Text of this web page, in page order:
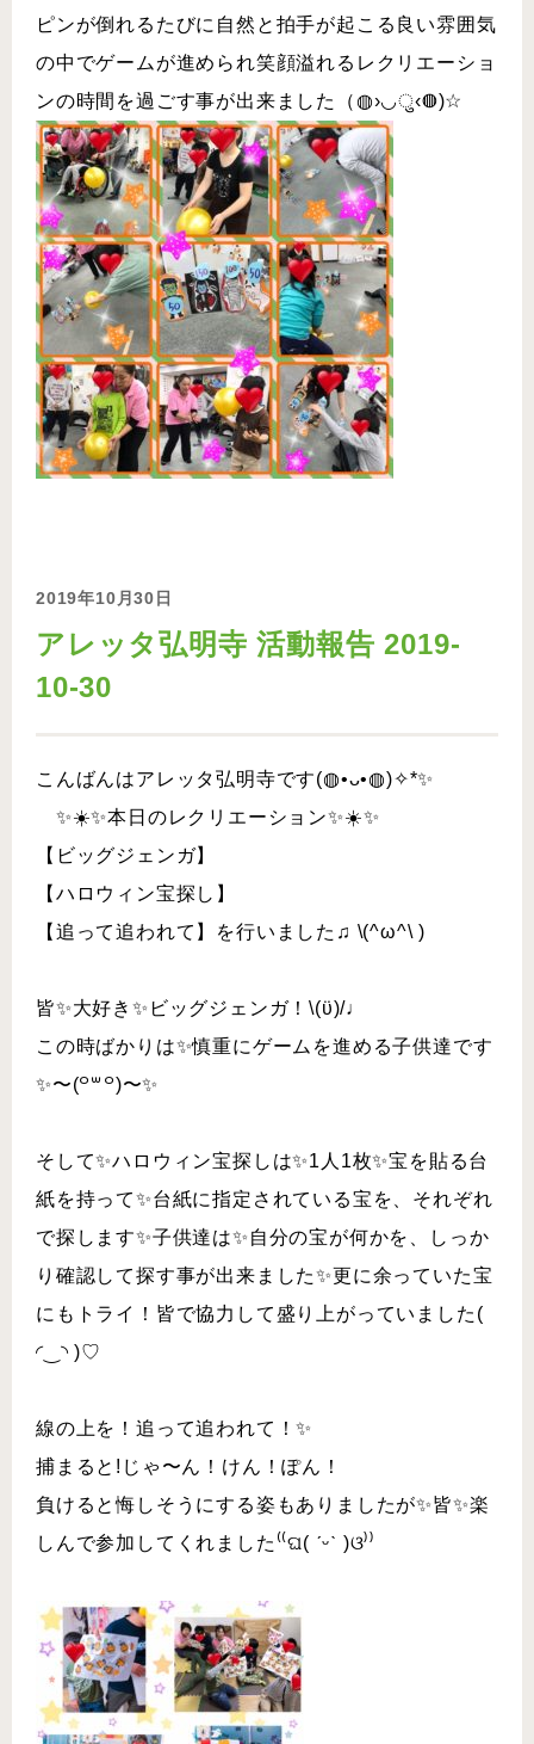
ピンが倒れるたびに自然と拍手が起こる良い雰囲気
の中でゲームが進められ笑顔溢れるレクリエーショ
ンの時間を過ごす事が出来ました（◍›◡ु‹◍)☆
2019年10月30日
アレッタ弘明寺 活動報告 2019-
10-30
こんばんはアレッタ弘明寺です(◍•ᴗ•◍)✧*✨
✨☀️✨本日のレクリエーション✨☀️✨
【ビッグジェンガ】
【ハロウィン宝探し】
【追って追われて】を行いました♫ \(^ω^\ )
皆✨大好き✨ビッグジェンガ！\(ϋ)/♩
この時ばかりは✨慎重にゲームを進める子供達です
✨〜(꒪꒳꒪)〜✨
そして✨ハロウィン宝探しは✨1人1枚✨宝を貼る台
紙を持って✨台紙に指定されている宝を、それぞれ
で探します✨子供達は✨自分の宝が何かを、しっか
り確認して探す事が出来ました✨更に余っていた宝
にもトライ！皆で協力して盛り上がっていました(
◜‿◝ )♡
線の上を！追って追われて！✨
捕まると!じゃ〜ん！けん！ぽん！
負けると悔しそうにする姿もありましたが✨皆✨楽
しんで参加してくれました⁽⁽ଘ( ˊᵕˋ )ଓ⁾⁾